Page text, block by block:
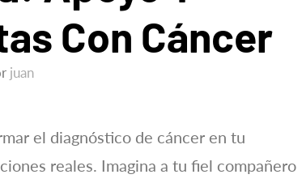
Con Cáncer
juan
el diagnóstico de cáncer en tu
reales. Imagina a tu fiel compañero